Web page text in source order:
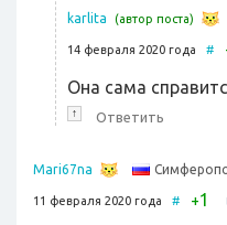
karlita (автор поста)
14 февраля 2020 года #
Она сама
↑ Ответить
Mari67na
11 февраля 2020 года # +1